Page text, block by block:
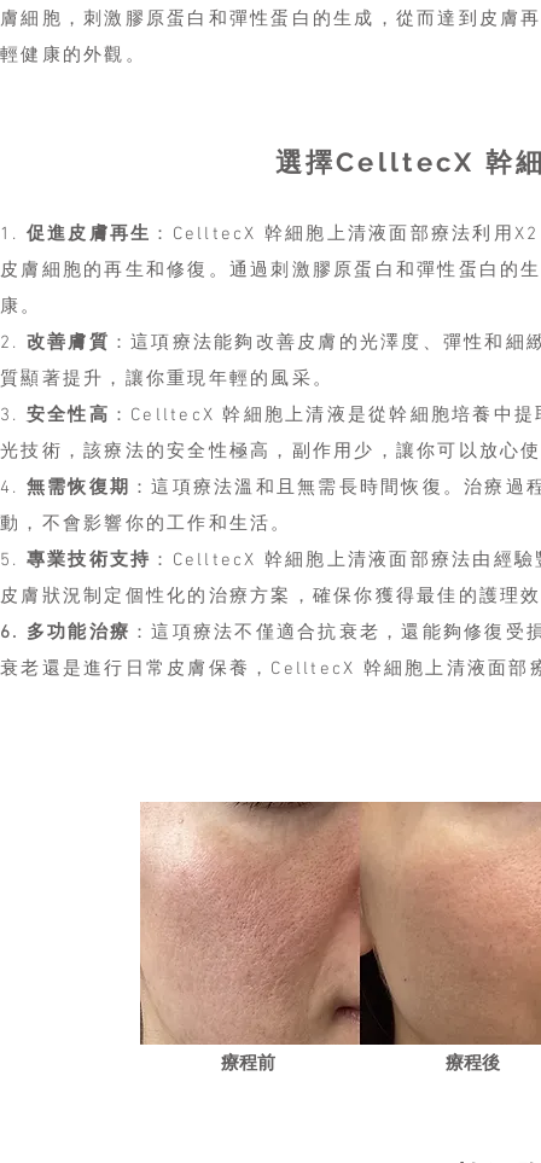
膚細胞，刺激膠原蛋白和彈性蛋白的生成，從而達到皮膚
輕健康的外觀。
選擇CelltecX 幹
1. 促進皮膚再生 ：CelltecX 幹細胞上清液面部療法利用
皮膚細胞的再生和修復。通過刺激膠原蛋白和彈性蛋白的
康。
2. 改善膚質 ：這項療法能夠改善皮膚的光澤度、彈性和
質顯著提升，讓你重現年輕的風采。
3. 安全性高 ：CelltecX 幹細胞上清液是從幹細胞培養中
光技術，該療法的安全性極高，副作用少，讓你可以放心
4. 無需恢復期 ：這項療法溫和且無需長時間恢復。治療
動，不會影響你的工作和生活。
5. 專業技術支持 ：CelltecX 幹細胞上清液面部療法由經
皮膚狀況制定個性化的治療方案，確保你獲得最佳的護理
6. 多功能治療 ：這項療法不僅適合抗衰老，還能夠修復
衰老還是進行日常皮膚保養， CelltecX 幹細胞上清液面部
​療程前 ​療程後